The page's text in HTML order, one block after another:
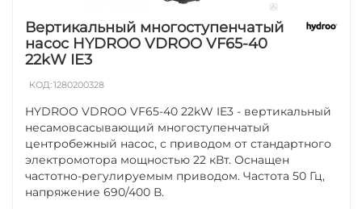
Вертикальный многоступенчатый
насос HYDROO VDROO VF65-40
22kW IE3
КОД:1280200328
HYDROO VDROO VF65-40 22kW IE3 - вертикальный
несамовсасывающий многоступенчатый
центробежный насос, с приводом от стандартного
электромотора мощностью 22 кВт. Оснащен
частотно-регулируемым приводом. Частота 50 Гц,
напряжение 690/400 В.